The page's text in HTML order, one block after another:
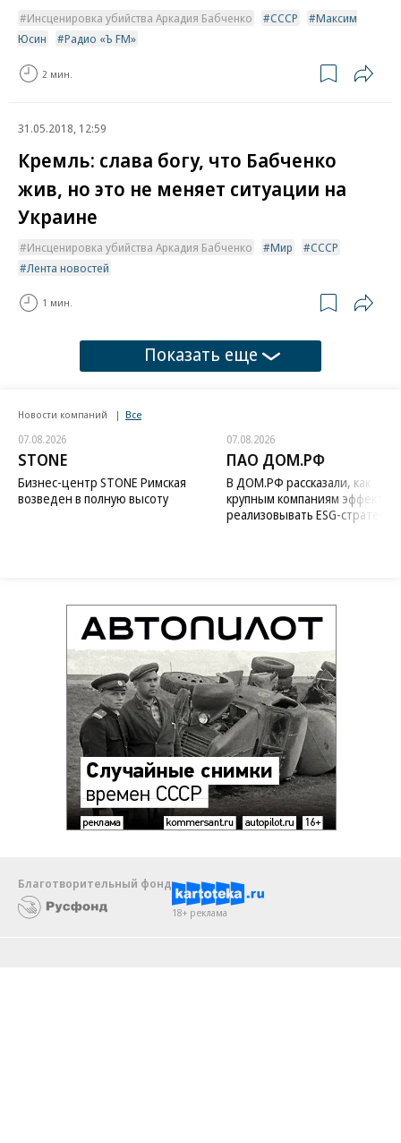
Инсценировка убийства Аркадия Бабченко СССР
Максим
Юсин
Радио «Ъ FM»
2 мин.
31.05.2018, 12:59
Кремль: слава богу, что Бабченко
жив, но это не меняет ситуации на
Украине
Инсценировка убийства Аркадия Бабченко Мир
СССР
Лента новостей
1 мин.
Показать еще
Новости компаний Все
07.08.2026
STONE
Бизнес-центр STONE Римская
возведен в полную высоту
07.08.2026
ПАО ДОМ.РФ
В ДОМ.РФ рассказали, как
крупным компаниям
реализовывать ESG-стратегию
Благотворительный фонд
18+ реклама